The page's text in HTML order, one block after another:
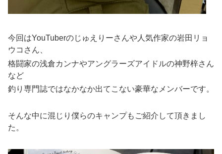
今回はYouTuberのじゅえりーさんや人気作家の岩田リョ
ウコさん、
格闘家の浅倉カンナやアングラーズアイドルの神野梓さん
など
釣り専門誌ではなかなか出てこない豪華なメンバーです。
そんな中に混じり僕らのキャンプもご紹介して頂きまし
た。